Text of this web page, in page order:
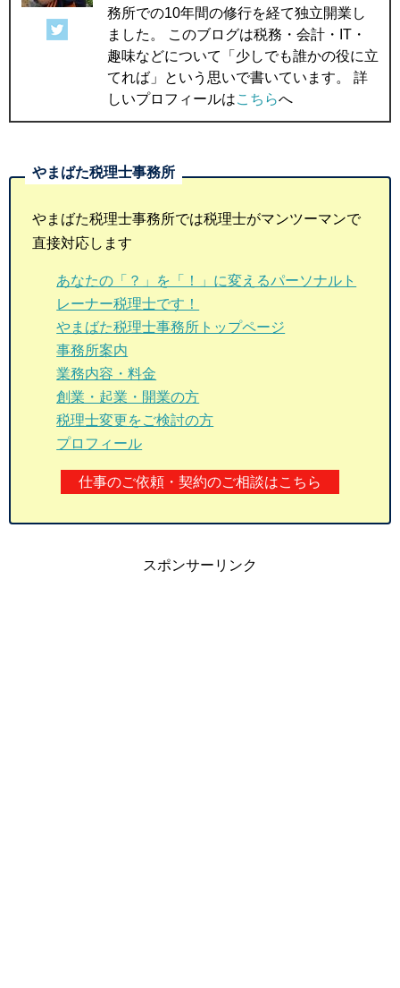
務所での10年間の修行を経て独立開業し
ました。 このブログは税務・会計・IT・
趣味などについて「少しでも誰かの役に立
てれば」という思いで書いています。 詳
しいプロフィールはこちらへ
やまばた税理士事務所では税理士がマンツーマンで
直接対応します
あなたの「？」を「！」に変えるパーソナルト
レーナー税理士です！
やまばた税理士事務所トップページ
事務所案内
業務内容・料金
創業・起業・開業の方
税理士変更をご検討の方
プロフィール
仕事のご依頼・契約のご相談はこちら
スポンサーリンク